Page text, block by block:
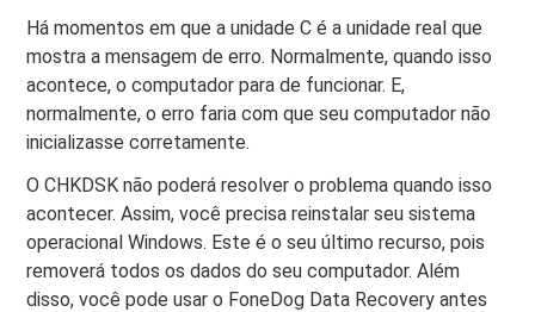
Há momentos em que a unidade C é a unidade real que
mostra a mensagem de erro. Normalmente, quando isso
acontece, o computador para de funcionar. E,
normalmente, o erro faria com que seu computador não
inicializasse corretamente.
O CHKDSK não poderá resolver o problema quando isso
acontecer. Assim, você precisa reinstalar seu sistema
operacional Windows. Este é o seu último recurso, pois
removerá todos os dados do seu computador. Além
disso, você pode usar o FoneDog Data Recovery antes